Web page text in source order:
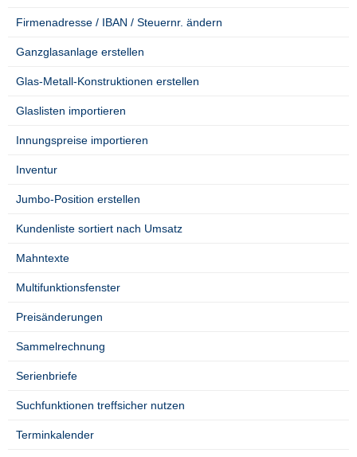
Firmenadresse / IBAN / Steuernr. ändern
Ganzglasanlage erstellen
Glas-Metall-Konstruktionen erstellen
Glaslisten importieren
Innungspreise importieren
Inventur
Jumbo-Position erstellen
Kundenliste sortiert nach Umsatz
Mahntexte
Multifunktionsfenster
Preisänderungen
Sammelrechnung
Serienbriefe
Suchfunktionen treffsicher nutzen
Terminkalender